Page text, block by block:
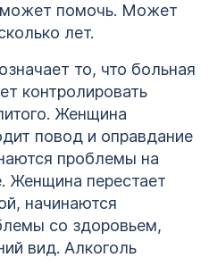
может помочь. Может
лет.
то, что больная
контролировать
Женщина
повод и оправдание
проблемы на
Женщина перестает
начинаются
со здоровьем,
вид. Алкоголь